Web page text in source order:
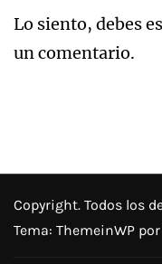
Lo siento, debes
un comentario.
Copyright. Todos los
Tema: ThemeinWP